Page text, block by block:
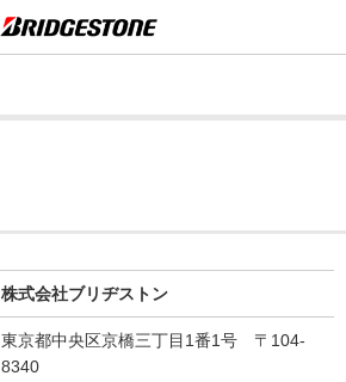
株式会社ブリヂストン
東京都中央区京橋三丁目1番1号 〒104-
8340